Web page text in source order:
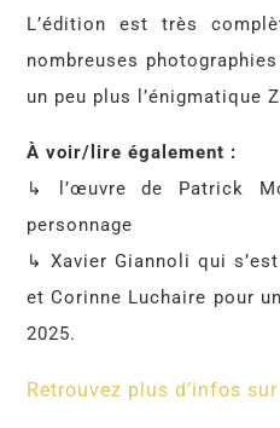
L’édition est très
nombreuses
un peu plus l’énigmatique
À voir/lire également :
↳ l’œuvre de Patrick
personnage
↳ Xavier Giannoli qui
et Corinne Luchaire pour
2025.
Retrouvez plus d’infos